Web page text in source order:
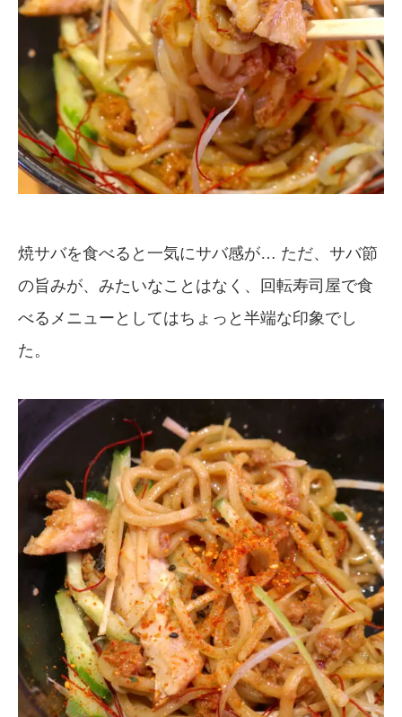
焼サバを食べると一気にサバ感が… ただ、サバ節
の旨みが、みたいなことはなく、回転寿司屋で食
べるメニューとしてはちょっと半端な印象でし
た。